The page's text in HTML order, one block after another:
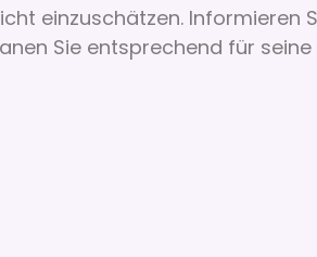
einzuschätzen. Informieren
Sie entsprechend für seine